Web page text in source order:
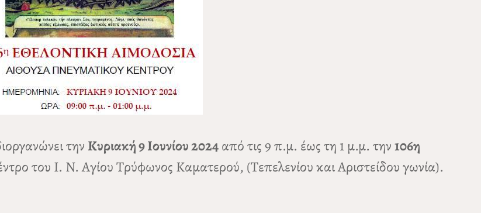
την Κυριακή 9 Ιουνίου 2024από τις 9 π.μ. έως τη 1 μ.μ. την106η
του Ι. Ν. Αγίου Τρύφωνος Καματερού, (Τεπελενίου και Αριστείδου γωνία).